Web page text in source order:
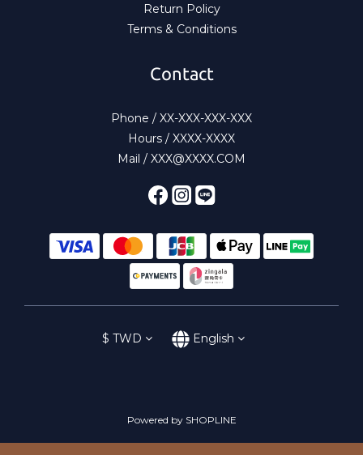
Return Policy
Terms & Conditions
Contact
Phone / XX-XXX-XXX-XXX
Hours / XXXX-XXXX
Mail / XXX@XXXX.COM
$ TWD English
Powered by SHOPLINE